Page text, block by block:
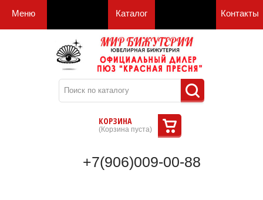
Меню Каталог Контакты
КОРЗИНА
(Корзина пуста)
+7(906)009-00-88